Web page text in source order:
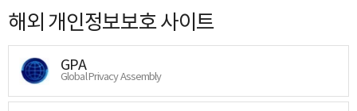
해외 개인정보보호 사이트
GPA
Global Privacy Assembly